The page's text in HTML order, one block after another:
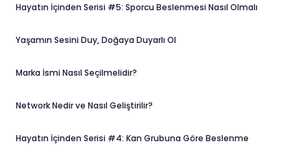
Hayatın İçinden Serisi #5: Sporcu Beslenmesi Nasıl Olmalı
Yaşamın Sesini Duy, Doğaya Duyarlı Ol
Marka İsmi Nasıl Seçilmelidir?
Network Nedir ve Nasıl Geliştirilir?
Hayatın İçinden Serisi #4: Kan Grubuna Göre Beslenme